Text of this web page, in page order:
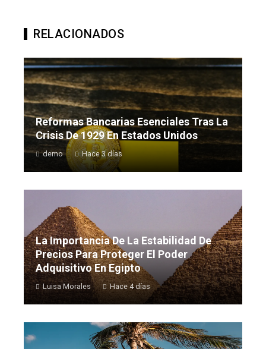
RELACIONADOS
Reformas Bancarias Esenciales Tras La
Crisis De 1929 En Estados Unidos
demo Hace 3 días
La Importancia De La Estabilidad De
Precios Para Proteger El Poder
Adquisitivo En Egipto
Luisa Morales Hace 4 días